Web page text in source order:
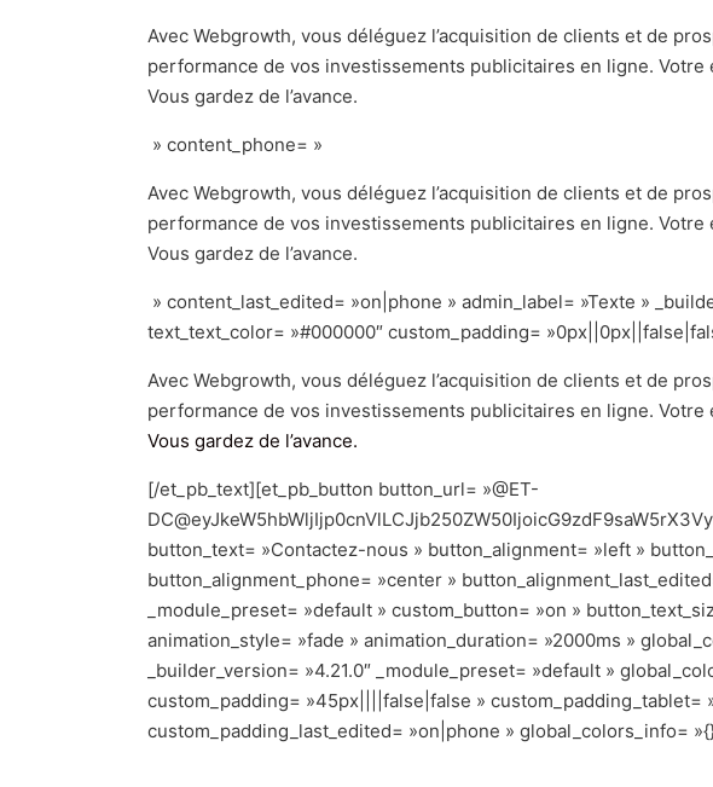
Avec Webgrowth, vous déléguez l’acquisition de clients et de
performance de vos investissements publicitaires en ligne.
Vous gardez de l’avance.
» content_phone= »
Avec Webgrowth, vous déléguez l’acquisition de clients et de
performance de vos investissements publicitaires en ligne.
Vous gardez de l’avance.
» content_last_edited= »on|phone » admin_label= »Texte »
text_text_color= »#000000″ custom_padding=
Avec Webgrowth, vous déléguez l’acquisition de clients et de
performance de vos investissements publicitaires en ligne.
Vous gardez de l’avance.
[/et_pb_text][et_pb_button button_url= »@ET-
button_text= »Contactez-nous » button_alignment= »left »
button_alignment_phone= »center »
_module_preset= »default » custom_button= »on »
animation_style= »fade » animation_duration= »2000ms »
_builder_version= »4.21.0″ _module_preset= »default »
custom_padding= »45px||||false|false »
custom_padding_last_edited= »on|phone » global_colors_info=